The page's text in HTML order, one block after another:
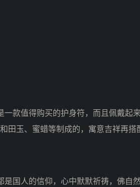
款值得购买的护身符，而且佩戴起
田玉、蜜蜡等制成的，寓意吉祥再搭
国人的信仰，心中默默祈祷，佛自